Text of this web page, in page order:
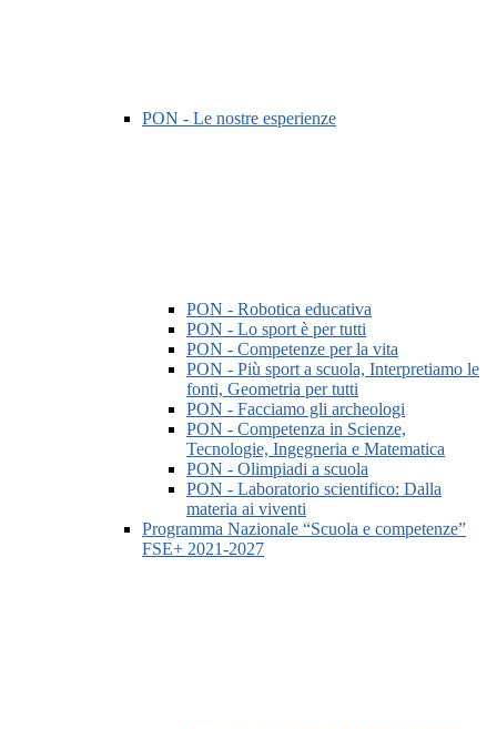
PON - Le nostre esperienze
PON - Robotica educativa
PON - Lo sport è per tutti
PON - Competenze per la vita
PON - Più sport a scuola, Interpretiamo le
fonti, Geometria per tutti
PON - Facciamo gli archeologi
PON - Competenza in Scienze,
Tecnologie, Ingegneria e Matematica
PON - Olimpiadi a scuola
PON - Laboratorio scientifico: Dalla
materia ai viventi
Programma Nazionale “Scuola e competenze”
FSE+ 2021-2027